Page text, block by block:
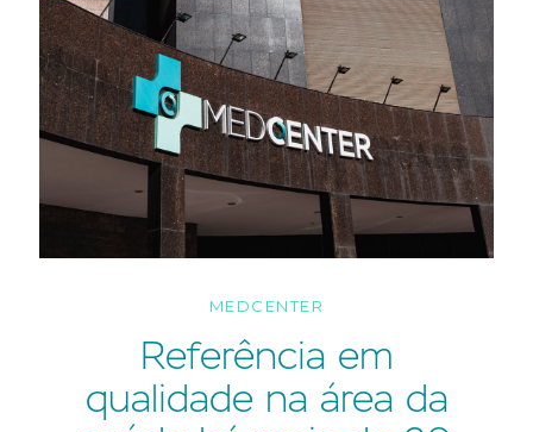
MEDCENTER
Referência em
qualidade na área da